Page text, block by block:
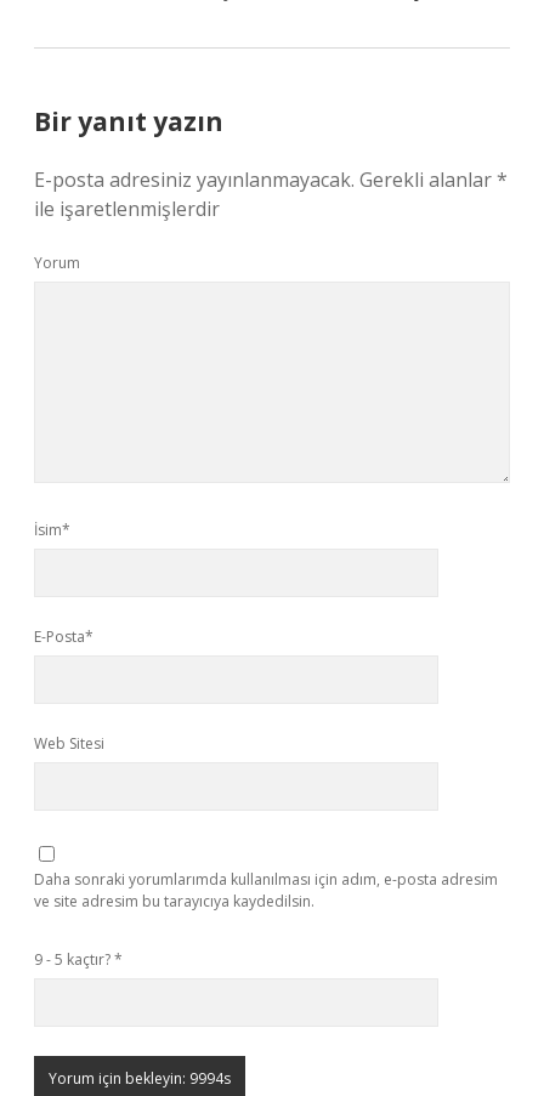
Bir yanıt yazın
E-posta adresiniz yayınlanmayacak. Gerekli alanlar*
ile işaretlenmişlerdir
Yorum
İsim*
E-Posta*
Web Sitesi
Daha sonraki yorumlarımda kullanılması için adım, e-posta adresim
ve site adresim bu tarayıcıya kaydedilsin.
9 - 5 kaçtır?*